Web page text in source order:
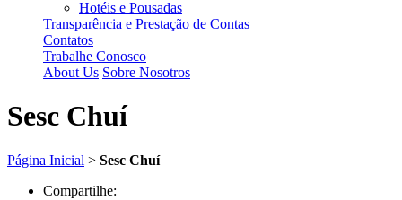
Hotéis e Pousadas
Transparência e Prestação de Contas
Contatos
Trabalhe Conosco
About Us Sobre Nosotros
Sesc Chuí
Página Inicial > Sesc Chuí
Compartilhe: